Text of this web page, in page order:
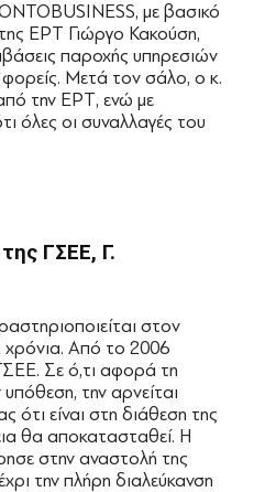
με βασικό
ΕΡΤ Γιώργο Κακούση,
παροχής υπηρεσιών
φορείς. Μετά τον σάλο, ο κ.
την ΕΡΤ, ενώ με
όλες οι συναλλαγές του
ΓΣΕΕ, Γ.
στον
χρόνια. Από το 2006
Σε ό,τι αφορά τη
την αρνείται
ότι είναι στη διάθεση της
θα αποκατασταθεί. Η
στην αναστολή της
την πλήρη διαλεύκανση